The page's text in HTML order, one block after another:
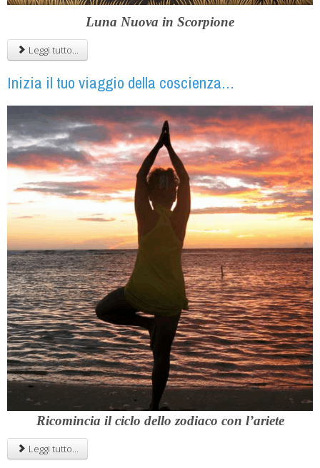
Luna Nuova in Scorpione
Leggi tutto...
Inizia il tuo viaggio della coscienza…
Ricomincia ilciclo dello zodiaco con l’ariete
Leggi tutto...